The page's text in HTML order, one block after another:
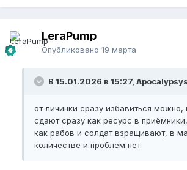
LeraPump
Опубликовано 19 марта
В 15.01.2026 в 15:27,
от личинки сразу избавиться
сдают сразу как ресурс в
как рабов и солдат взращивают, в
количестве и проблем нет